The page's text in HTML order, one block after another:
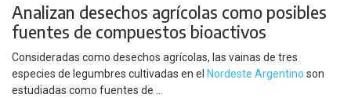
Analizan desechos agrícolas como posibles
fuentes de compuestos bioactivos
Consideradas como desechos agrícolas, las vainas de tres
especies de legumbres cultivadas en el Nordeste Argentino son
estudiadas como fuentes de ...